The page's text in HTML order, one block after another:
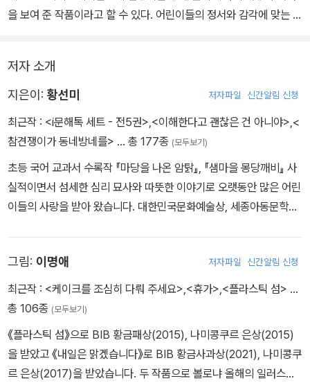
을 보여 준 작품이라고 할 수 있다. 어린이들의 정서와 감각에 맞는 작
게 느껴지도록 인물들을 상하로 배치하여 더 극명한 대비를 만들었
다.
표지를 마주한 독자는 고개를 푹 숙인 민서가 걸어가는 길에 좌절이
함께 하지 않도록 바라게 된다. 작가는 민서와 같이 또래 집단에서 소
외당한 아이들에게 말을 건넨다. ‘괜찮아. 너는 이미 세상의 초대를 받
았어. 너의 시간을 잘 즐기면 되는 거야.’
저자 소개
지은이: 황선미 저자파일 신간알림 신청
최근작 : <i문해톡 세트 - 전5권> <이해한다고 괜찮은 건 아니야> <
참견쟁이가 동네방네를> … 총 177종 (모두보기)
초등 국어 교과서 수록작 『마당을 나온 암탉』, 『샘마을 몽당깨비』 사
실적이면서 섬세한 심리 묘사와 따뜻한 이야기로 오랫동안 많은 어린
이들의 사랑을 받아 왔습니다. 대한민국문화예술상, 세종아동문학상,
몽당깨비』를 비롯해 『나쁜 어린이 표』, 『푸른 개 장발』, 『백년학교』
등이 있습니다.
그림: 이명애 저자파일 신간알림 신청
최근작 : <케이크를 조심히 다뤄 주세요> <휴가> <플라스틱 섬> …
총 106종 (모두보기)
《플라스틱 섬》으로 BIB 황금패상(2015), 나미콩쿠르 은상(2015)
을 받았고 《내일은 맑겠습니다》로 BIB 황금사과상(2021), 나미콩쿠
르 은상(2017)을 받았습니다. 두 작품으로 볼로냐 올해의 일러스트